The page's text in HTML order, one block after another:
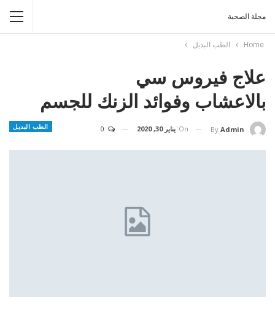
مجلة الصحبة
Home الطب البديل
علاج فيروس سي
بالاعشاب وفوائد الزنك للجسم
الطب البديل By Admin
On يناير 30, 2020